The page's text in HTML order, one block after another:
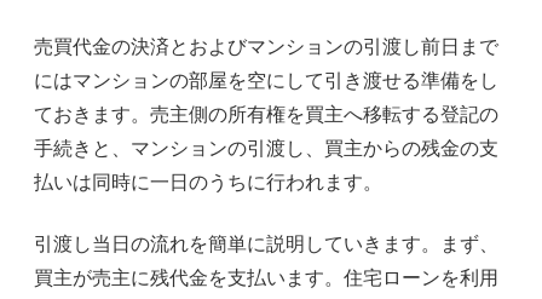
売買代金の決済とおよびマンションの引渡し前日まで
にはマンションの部屋を空にして引き渡せる準備をし
ておきます。売主側の所有権を買主へ移転する登記の
手続きと、マンションの引渡し、買主からの残金の支
払いは同時に一日のうちに行われます。
引渡し当日の流れを簡単に説明していきます。まず、
買主が売主に残代金を支払います。住宅ローンを利用